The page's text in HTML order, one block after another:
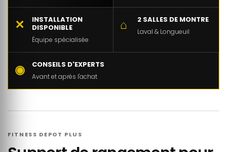
✕
INSTALLATION
DISPONIBLE
Équipe spécialisée
⌂ 2 SALLES DE MONTRE
Laval & Longueuil
◉ CONSEILS D'EXPERTS
Avant et après l'achat
FITNESS DEPOT PLUS